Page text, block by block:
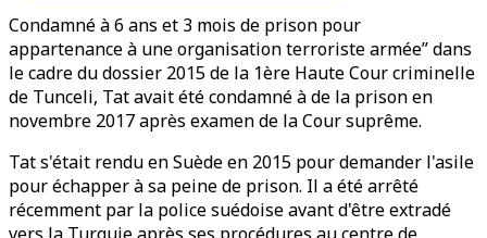
Condamné à 6 ans et 3 mois de prison pour
appartenance à une organisation terroriste armée” dans
le cadre du dossier 2015 de la 1ère Haute Cour criminelle
de Tunceli, Tat avait été condamné à de la prison en
novembre 2017 après examen de la Cour suprême.
Tat s'était rendu en Suède en 2015 pour demander l'asile
pour échapper à sa peine de prison. Il a été arrêté
récemment par la police suédoise avant d'être extradé